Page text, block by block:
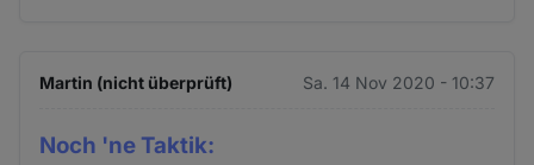
Martin (nicht überprüft) Sa. 14 Nov 2020 - 10:37
Noch 'ne Taktik: